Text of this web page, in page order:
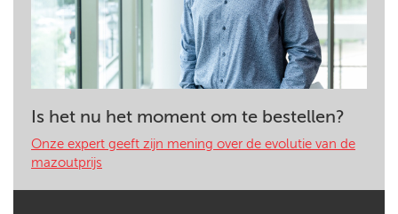
Is het nu het moment om te bestellen?
Onze expert geeft zijn mening over de evolutie van de
mazoutprijs